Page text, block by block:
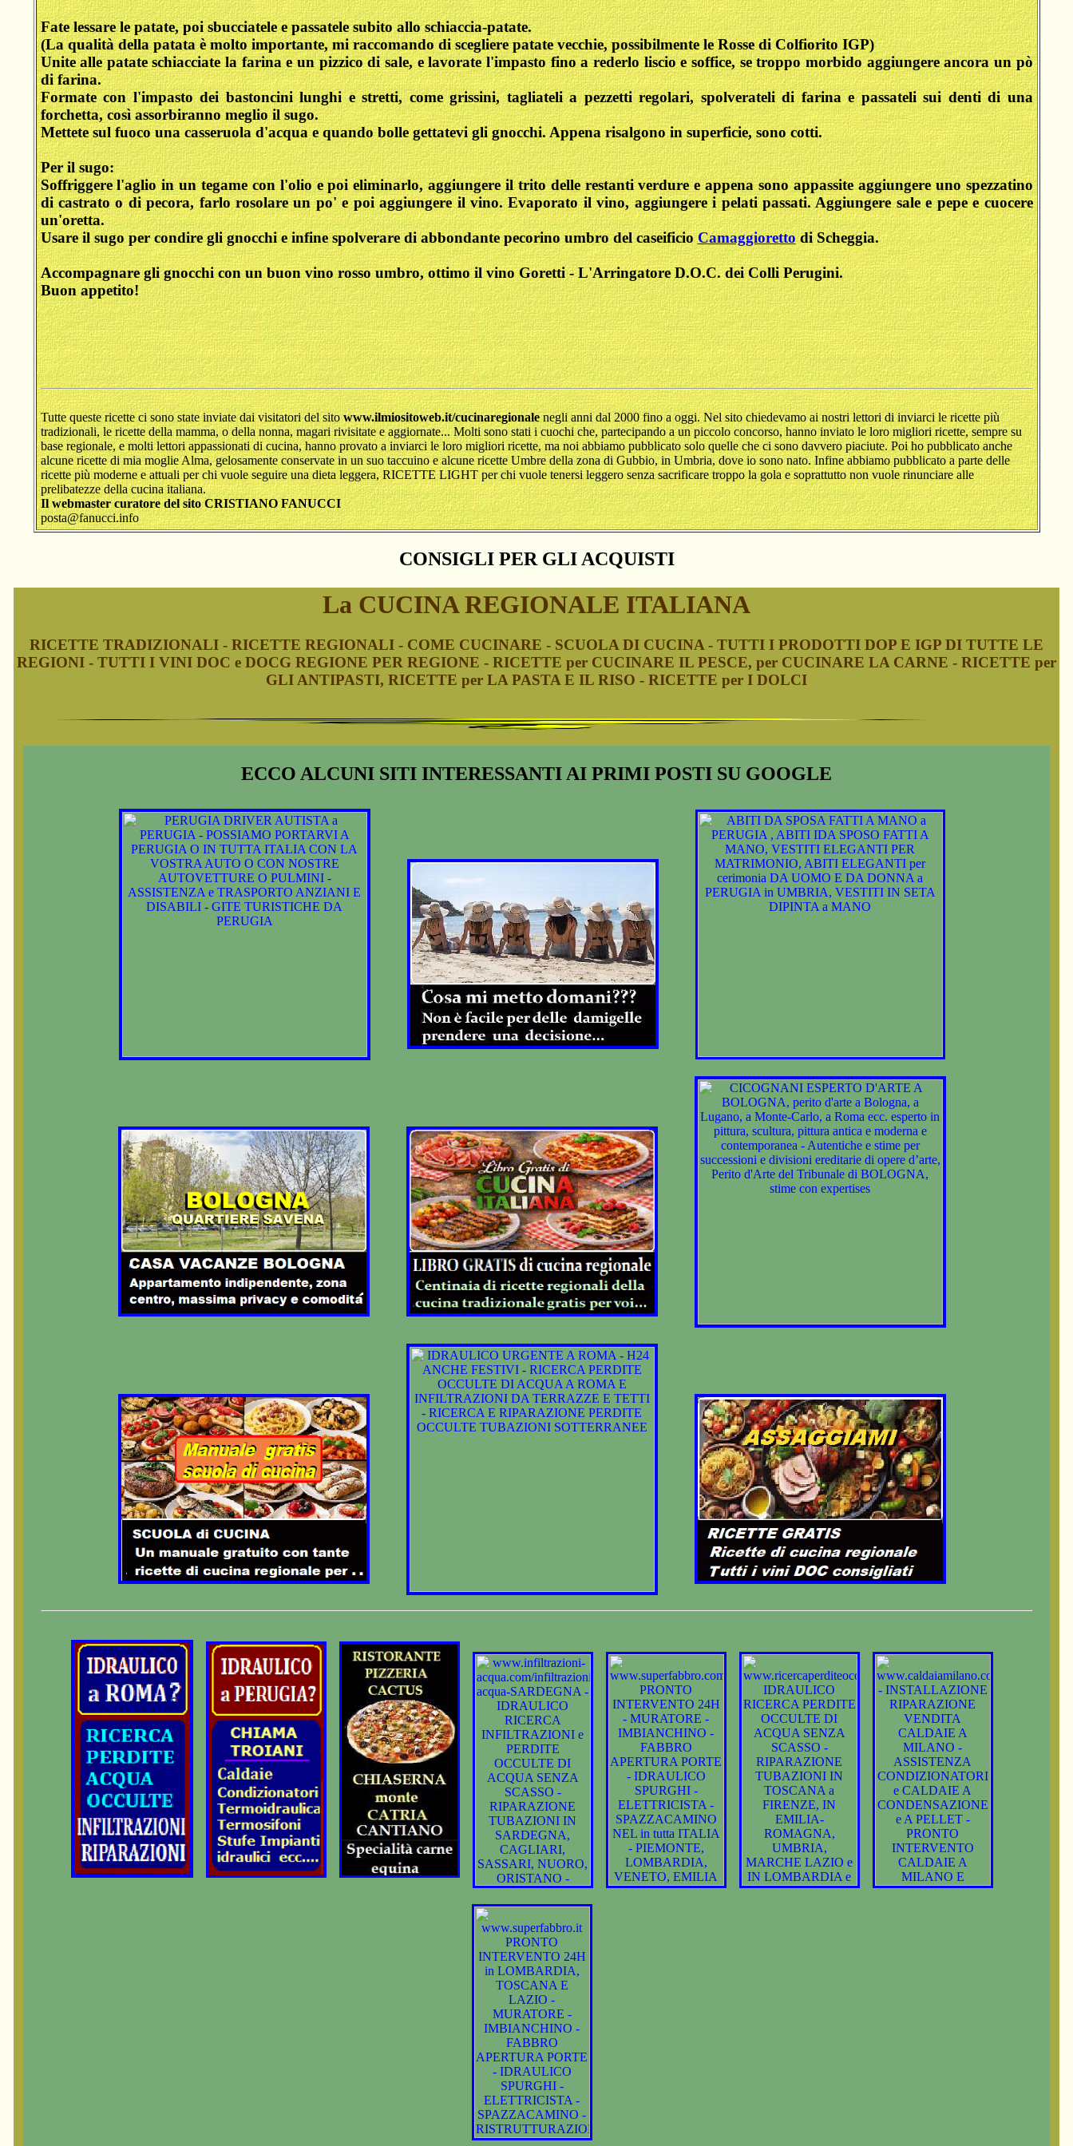
Fate lessare le patate, poi sbucciatele e passatele subito allo schiaccia-patate.
(La qualità della patata è molto importante, mi raccomando di scegliere patate vecchie, possibilmente le Rosse di Colfiorito IGP)
Unite alle patate schiacciate la farina e un pizzico di sale, e lavorate l'impasto fino a rederlo liscio e soffice, se troppo morbido aggiungere ancora un pò
di farina.
Formate con l'impasto dei bastoncini lunghi e stretti, come grissini, tagliateli a pezzetti regolari, spolverateli di farina e passateli sui denti di una
forchetta, così assorbiranno meglio il sugo.
Mettete sul fuoco una casseruola d'acqua e quando bolle gettatevi gli gnocchi. Appena risalgono in superficie, sono cotti.
Per il sugo:
Soffriggere l'aglio in un tegame con l'olio e poi eliminarlo, aggiungere il trito delle restanti verdure e appena sono appassite aggiungere uno spezzatino
di castrato o di pecora, farlo rosolare un po' e poi aggiungere il vino. Evaporato il vino, aggiungere i pelati passati. Aggiungere sale e pepe e cuocere
un'oretta.
Usare il sugo per condire gli gnocchi e infine spolverare di abbondante pecorino umbro del caseificioCamaggiorettodi Scheggia.
Accompagnare gli gnocchi con un buon vino rosso umbro, ottimo il vino Goretti - L'Arringatore D.O.C. dei Colli Perugini.
Buon appetito!
Tutte queste ricette ci sono state inviate dai visitatori del sitowww.ilmiositoweb.it/cucinaregionalenegli anni dal 2000 fino a oggi. Nel sito chiedevamo ai nostri lettori di inviarci le ricette più
tradizionali, le ricette della mamma, o della nonna, magari rivisitate e aggiornate... Molti sono stati i cuochi che, partecipando a un piccolo concorso, hanno inviato le loro migliori ricette, sempre su
base regionale, e molti lettori appassionati di cucina, hanno provato a inviarci le loro migliori ricette, ma noi abbiamo pubblicato solo quelle che ci sono davvero piaciute. Poi ho pubblicato anche
alcune ricette di mia moglie Alma, gelosamente conservate in un suo taccuino e alcune ricette Umbre della zona di Gubbio, in Umbria, dove io sono nato. Infine abbiamo pubblicato a parte delle
ricette più moderne e attuali per chi vuole seguire una dieta leggera, RICETTE LIGHT per chi vuole tenersi leggero senza sacrificare troppo la gola e soprattutto non vuole rinunciare alle
prelibatezze della cucina italiana.
Il webmaster curatore del sito CRISTIANO FANUCCI
posta@fanucci.info
CONSIGLI PER GLI ACQUISTI
La CUCINA REGIONALE ITALIANA
RICETTE TRADIZIONALI - RICETTE REGIONALI - COME CUCINARE - SCUOLA DI CUCINA - TUTTI I PRODOTTI DOP E IGP DI TUTTE LE
REGIONI - TUTTI I VINI DOC e DOCG REGIONE PER REGIONE - RICETTE per CUCINARE IL PESCE, per CUCINARE LA CARNE - RICETTE per
GLI ANTIPASTI, RICETTE per LA PASTA E IL RISO - RICETTE per I DOLCI
ECCO ALCUNI SITI INTERESSANTI AI PRIMI POSTI SU GOOGLE